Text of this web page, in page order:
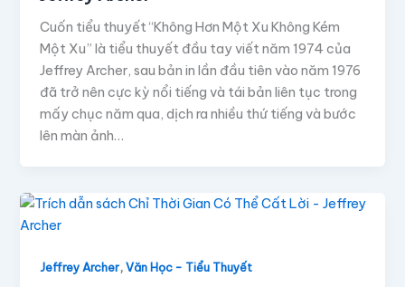
Cuốn tiểu thuyết “Không Hơn Một Xu Không Kém
Một Xu” là tiểu thuyết đầu tay viết năm 1974 của
Jeffrey Archer, sau bản in lần đầu tiên vào năm 1976
đã trở nên cực kỳ nổi tiếng và tái bản liên tục trong
mấy chục năm qua, dịch ra nhiều thứ tiếng và bước
lên màn ảnh…
Jeffrey Archer,Văn Học - Tiểu Thuyết